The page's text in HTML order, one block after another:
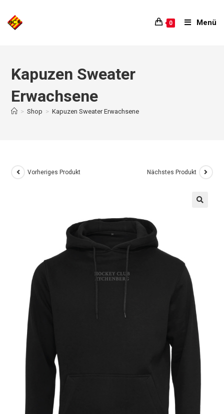
0 Menü
Kapuzen Sweater
Erwachsene
> Shop > Kapuzen Sweater Erwachsene
Vorheriges Produkt Nächstes Produkt